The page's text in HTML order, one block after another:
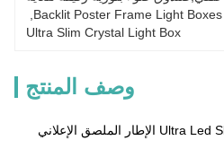
Backlit Poster Frame Light Boxes
Ultra Slim Crystal Light Box
وصف المنتج
ألومنيوم مخصص Ultra Led Slim Snap Clip الإطار الملصق الإعلاني